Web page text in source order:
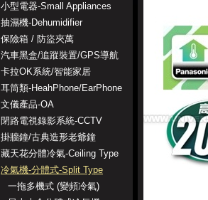
小型電器-Small Appliances
抽濕機-Dehumidifier
保險箱 / 防盜夾萬
汽車黑盒/追蹤裝置/GPS導航
卡拉OK系統/智能家居
耳筒類-HeahPhone/EarPhone
文儀產品-OA
閉路電視錄影系統-CCTV
掛牆鐘/古典造形老爺鐘
藏天花分體冷氣-Ceiling Type
冷氣機-分體式-Split Type
一拖多機式 (變頻冷氣)